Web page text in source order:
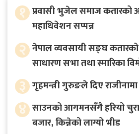
१ प्रवासी भुजेल समाज कतारको
महाधिवेशन सप्पन्न
२ नेपाल व्यवसायी सङ्घ कतारको
साधारण सभा तथा स्मारिका
३ गृहमन्त्री गुरुङले दिए राजीनामा
४ साउनको आगमनसँगै हरियो
बजार, किन्नेको लाग्यो भीड